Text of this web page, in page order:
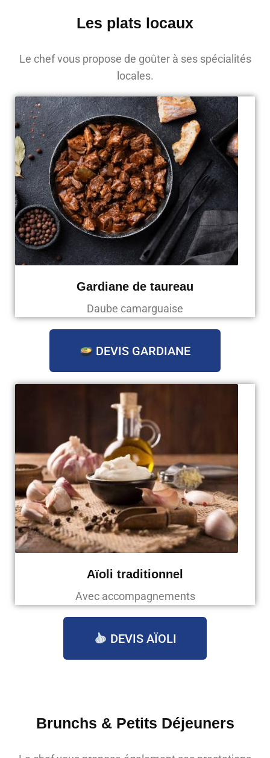
Les plats locaux
Le chef vous propose de goûter à ses spécialités
locales.
Gardiane de taureau
Daube camarguaise
DEVIS GARDIANE
Aïoli traditionnel
Avec accompagnements
DEVIS AÏOLI
Brunchs & Petits Déjeuners